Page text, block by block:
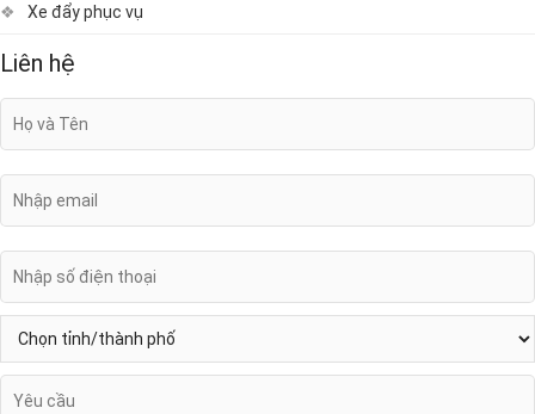
Xe đẩy phục vụ
Liên hệ